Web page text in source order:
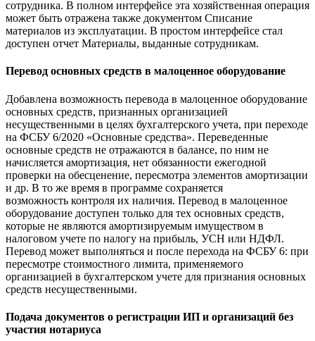
сотрудника. В полном интерфейсе эта хозяйственная операция
может быть отражена также документом Списание
материалов из эксплуатации. В простом интерфейсе стал
доступен отчет Материалы, выданные сотрудникам.
Перевод основных средств в малоценное оборудование
Добавлена возможность перевода в малоценное оборудование
основных средств, признанных организацией
несущественными в целях бухгалтерского учета, при переходе
на ФСБУ 6/2020 «Основные средства». Переведенные
основные средств не отражаются в балансе, по ним не
начисляется амортизация, нет обязанности ежегодной
проверки на обесценение, пересмотра элементов амортизации
и др. В то же время в программе сохраняется
возможность контроля их наличия. Перевод в малоценное
оборудование доступен только для тех основных средств,
которые не являются амортизируемым имуществом в
налоговом учете по налогу на прибыль, УСН или НДФЛ.
Перевод может выполняться и после перехода на ФСБУ 6: при
пересмотре стоимостного лимита, применяемого
организацией в бухгалтерском учете для признания основных
средств несущественными.
Подача документов о регистрации ИП и организаций без
участия нотариуса